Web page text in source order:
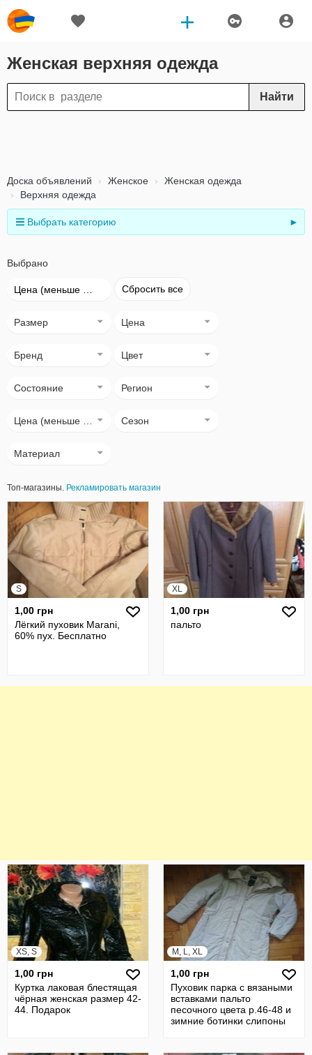
Женская верхняя одежда
Найти
Доска объявлений Женское
Женская одежда
Верхняя одежда
Выбрать категорию ►
Выбрано
Сбросить все
Размер Цена
Бренд Цвет
Состояние Регион
Сезон
Материал
Топ-магазины. Рекламировать магазин
S
1,00 грн
Лёгкий пуховик Marani,
60% пух. Бесплатно
XL
1,00 грн
пальто
XS, S
1,00 грн
Куртка лаковая блестящая
чёрная женская размер 42-
44. Подарок
M, L, XL
1,00 грн
Пуховик парка с вязаными
вставками пальто
песочного цвета р.46-48 и
зимние ботинки слипоны